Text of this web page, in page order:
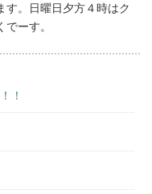
す。日曜日夕方４時はク
ーす。
！